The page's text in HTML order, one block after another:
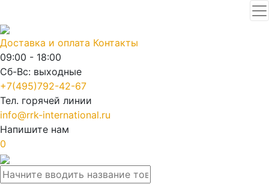
Доставка и оплата Контакты
09:00 - 18:00
Сб-Вс: выходные
+7(495)792-42-67
Тел. горячей линии
info@rrk-international.ru
Напишите нам
0